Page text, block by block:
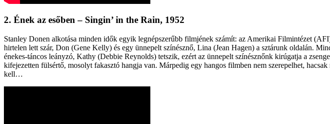
2. Ének az esőben – Singin’ in the Rain, 1952
Stanley Donen alkotása minden idők egyik legnépszerűbb filmjének számít: az Amerikai Filmintézet
hirtelen lett szár, Don (Gene Kelly) és egy ünnepelt színésznő, Lina (Jean Hagen) a sztárunk oldalán.
énekes-táncos leányzó, Kathy (Debbie Reynolds) tetszik, ezért az ünnepelt színésznőnk kirúgatja a
kifejezetten fülsértő, mosolyt fakasztó hangja van. Márpedig egy hangos filmben nem szerepelhet,
kell…